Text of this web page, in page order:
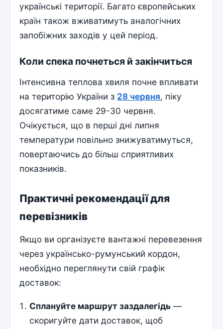
українські території. Багато європейських
країн також вживатимуть аналогічних
запобіжних заходів у цей період.
Коли спека почнеться й закінчиться
Інтенсивна теплова хвиля почне впливати
на територію України з 28 червня, піку
досягатиме саме 29-30 червня.
Очікується, що в перші дні липня
температури повільно знижуватимуться,
повертаючись до більш сприятливих
показників.
Практичні рекомендації для
перевізників
Якщо ви організуєте вантажні перевезення
через украї­нсько-румунський кордон,
необхідно переглянути свій графік
доставок:
Сплануйте маршрут заздалегідь —
скоригуйте дати доставок, щоб